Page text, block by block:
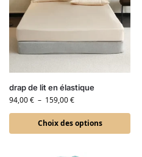
drap de lit en élastique
94,00€ – 159,00€
Choix des options